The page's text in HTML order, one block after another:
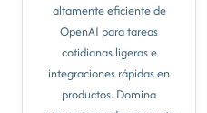
altamente eficiente de
OpenAI para tareas
cotidianas ligeras e
integraciones rápidas en
productos. Domina